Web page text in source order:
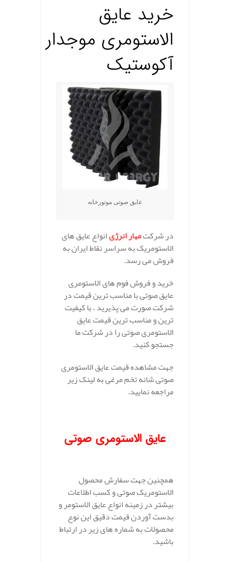
خرید عایق
الاستومری موجدار
آکوستیک
عایق صوتی موتورخانه
در شرکتمهار انرژیانواع عایق های
الاستومریک به سراسر نقاط ایران به
فروش می رسد.
خرید و فروش فوم های الاستومری
عایق صوتی با مناسب ترین قیمت در
شرکت صورت می پذیرید ، با کیفیت
ترین و مناسب ترین قیمت عایق
الاستومری صوتی را در شرکت ما
جستجو کنید.
جهت مشاهده قیمت عایق الاستومری
صوتی شانه تخم مرغی به لینک زیر
مراجعه نمایید.
عایق الاستومری صوتی
همچنین جهت سفارش محصول
الاستومریک صوتی و کسب اطلاعات
بیشتر در زمینه انواع عایق الاستومر و
بدست آوردن قیمت دقیق این نوع
محصولات به شماره های زیر در ارتباط
باشید.